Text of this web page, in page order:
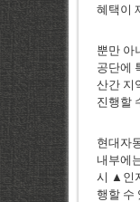
혜택이
뿐만 아
공단에
산간 지
진행할
현대자
내부에
시 ▲인
행할 수